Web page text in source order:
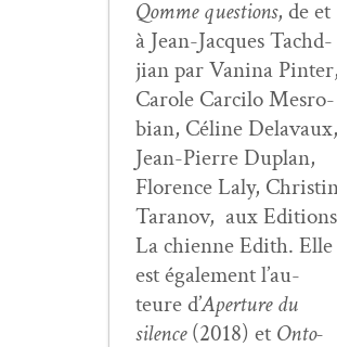
Qomme ques­tions, de et
à Jean-Jacques Tachd­
jian par Van­i­na Pin­ter,
Car­ole Car­ci­lo Mes­ro­
bian, Céline Delavaux,
Jean-Pierre Duplan,
Flo­rence Laly,
Tara­nov, aux Edi­tions
La chi­enne Edith. Elle
est égale­ment l’au­
teure d’Aper­ture du
silence(2018) et Onto­